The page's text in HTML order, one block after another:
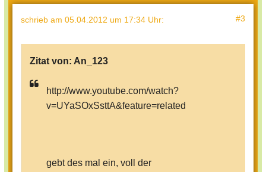
schrieb am 05.04.2012 um 17:34 Uhr: #3
Zitat von: An_123
http://www.youtube.com/watch?
v=UYaSOxSsttA&feature=related
gebt des mal ein, voll der